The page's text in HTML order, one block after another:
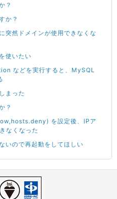
？
か？
突然ドメインが使用できなくな
使いたい
などを実行すると、MySQL
まった
？
を設定後、IPア
なくなった
いので再起動をしてほしい